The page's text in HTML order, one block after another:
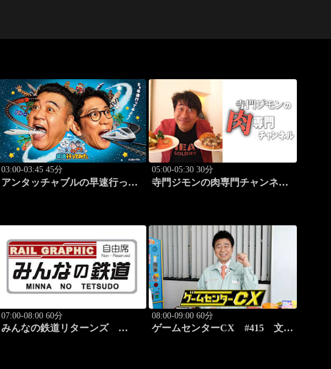
03:00-03:45 45分
アンタッチャブルの早速行って
05:00-05:30 30分
寺門ジモンの肉専門チャンネ
07:00-08:00 60分
みんなの鉄道リターンズ
08:00-09:00 60分
ゲームセンターCX #415 文字